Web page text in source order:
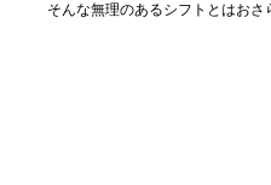
そんな無理のあるシフトとはおさ